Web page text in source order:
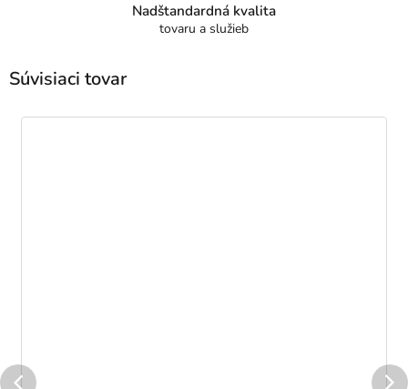
Nadštandardná kvalita
tovaru a služieb
Súvisiaci tovar